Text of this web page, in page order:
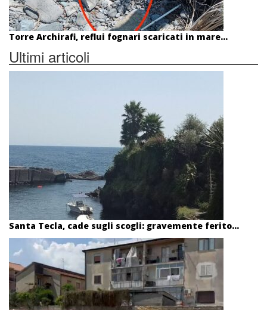
Torre Archirafi, reflui fognari scaricati in mare...
Ultimi articoli
Santa Tecla, cade sugli scogli: gravemente ferito...